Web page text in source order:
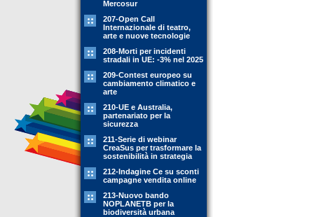
Mercosur
207-Open Call
Internazionale di teatro,
arte e nuove tecnologie
208-Morti per incidenti
stradali in UE: -3% nel 2025
209-Contest europeo su
cambiamento climatico e
arte
210-UE e Australia,
partenariato per la
sicurezza
211-Serie di webinar
CreaSus per trasformare la
sostenibilità in strategia
212-Indagine Ce su sconti
campagne vendita online
213-Nuovo bando
NOPLANETB per la
biodiversità urbana